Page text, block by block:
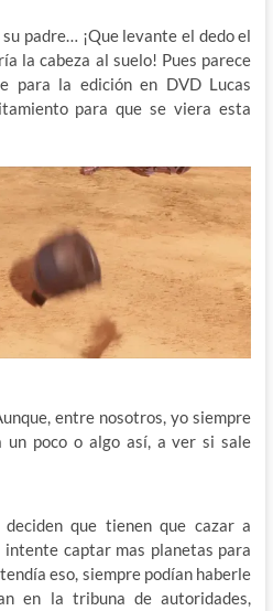
padre… ¡Que levante el dedo el
la cabeza al suelo! Pues parece
para la edición en DVD Lucas
para que se viera esta
entre nosotros, yo siempre
un poco o algo así, a ver si sale
que tienen que cazar a
intente captar mas planetas para
eso, siempre podían haberle
en la tribuna de autoridades,